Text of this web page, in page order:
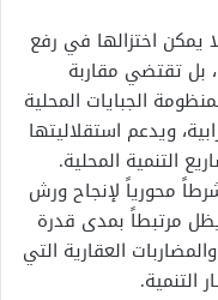
يمكن اختزالها في رفع
بل تقتضي مقاربة
الجبايات المحلية
ويدعم استقلاليتها
التنمية المحلية.
محورياً لإنجاح ورش
مرتبطاً بمدى قدرة
العقارية التي
التنمية.